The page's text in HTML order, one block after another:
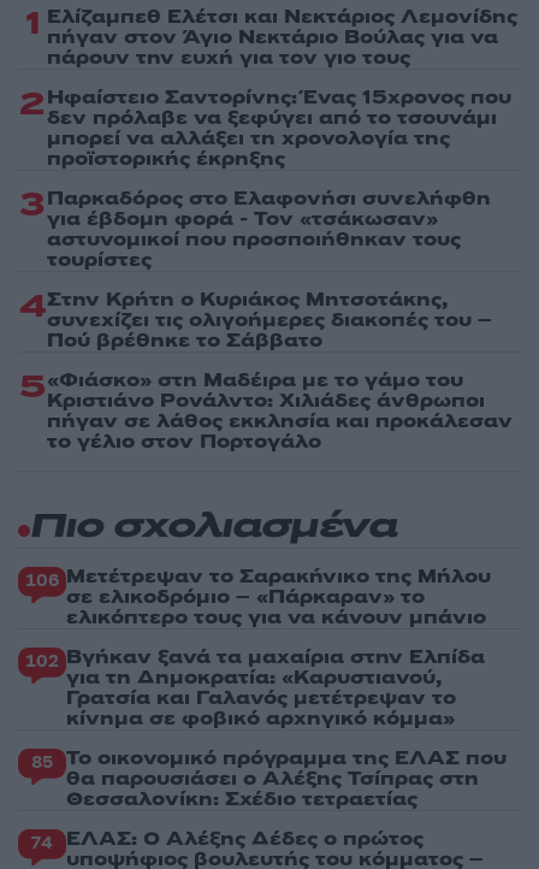
1 Ελίζαμπεθ Ελέτσι και Νεκτάριος Λεμονίδης
πήγαν στον Άγιο Νεκτάριο Βούλας για να
πάρουν την ευχή για τον γιο τους
2Ηφαίστειο Σαντορίνης: Ένας 15χρονος που
δεν πρόλαβε να ξεφύγει από το τσουνάμι
μπορεί να αλλάξει τη χρονολογία της
προϊστορικής έκρηξης
3Παρκαδόρος στο Ελαφονήσι συνελήφθη
για έβδομη φορά - Τον «τσάκωσαν»
αστυνομικοί που προσποιήθηκαν τους
τουρίστες
4Στην Κρήτη ο Κυριάκος Μητσοτάκης,
συνεχίζει τις ολιγοήμερες διακοπές του –
Πού βρέθηκε το Σάββατο
5«Φιάσκο» στη Μαδέιρα με το γάμο του
Κριστιάνο Ρονάλντο: Χιλιάδες άνθρωποι
πήγαν σε λάθος εκκλησία και προκάλεσαν
το γέλιο στον Πορτογάλο
Πιο σχολιασμένα
106 Μετέτρεψαν το Σαρακήνικο της Μήλου
σε ελικοδρόμιο – «Πάρκαραν» το
ελικόπτερο τους για να κάνουν μπάνιο
102 Βγήκαν ξανά τα μαχαίρια στην Ελπίδα
για τη Δημοκρατία: «Καρυστιανού,
Γρατσία και Γαλανός μετέτρεψαν το
κίνημα σε φοβικό αρχηγικό κόμμα»
85 Το οικονομικό πρόγραμμα της ΕΛΑΣ που
θα παρουσιάσει ο Αλέξης Τσίπρας στη
Θεσσαλονίκη: Σχέδιο τετραετίας
74 ΕΛΑΣ: Ο Αλέξης Δέδες ο πρώτος
υποψήφιος βουλευτής του κόμματος –